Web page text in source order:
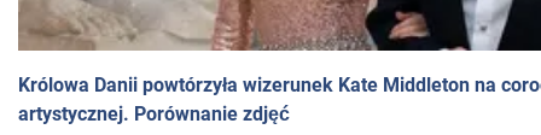
Królowa Danii powtórzyła wizerunek Kate Middleton na
artystycznej. Porównanie zdjęć